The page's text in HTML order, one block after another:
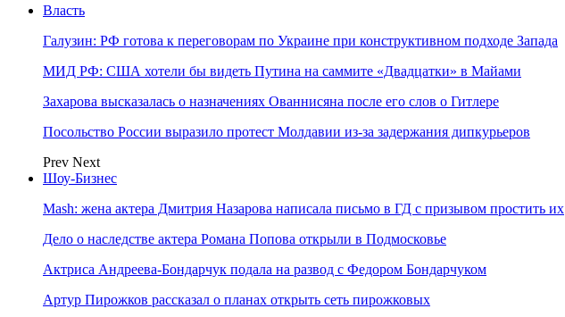
Власть
Галузин: РФ готова к переговорам по Украине при конструктивном подходе Запада
МИД РФ: США хотели бы видеть Путина на саммите «Двадцатки» в Майами
Захарова высказалась о назначениях Ованнисяна после его слов о Гитлере
Посольство России выразило протест Молдавии из-за задержания дипкурьеров
Prev Next
Шоу-Бизнес
Mash: жена актера Дмитрия Назарова написала письмо в ГД с призывом простить их
Дело о наследстве актера Романа Попова открыли в Подмосковье
Актриса Андреева-Бондарчук подала на развод с Федором Бондарчуком
Артур Пирожков рассказал о планах открыть сеть пирожковых